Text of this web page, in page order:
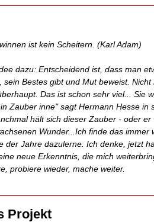
ist kein Scheitern. (Karl Adam)
dazu: Entscheidend ist, dass man
sein Bestes gibt und Mut beweist.
Das ist schon sehr viel... Sie
Zauber inne" sagt Hermann Hesse in
hält sich dieser Zauber - oder er
Wunder...Ich finde das immer
der Jahre dazulerne. Ich denke, jetzt
neue Erkenntnis, die mich
probiere wieder, mache weiter.
Projekt